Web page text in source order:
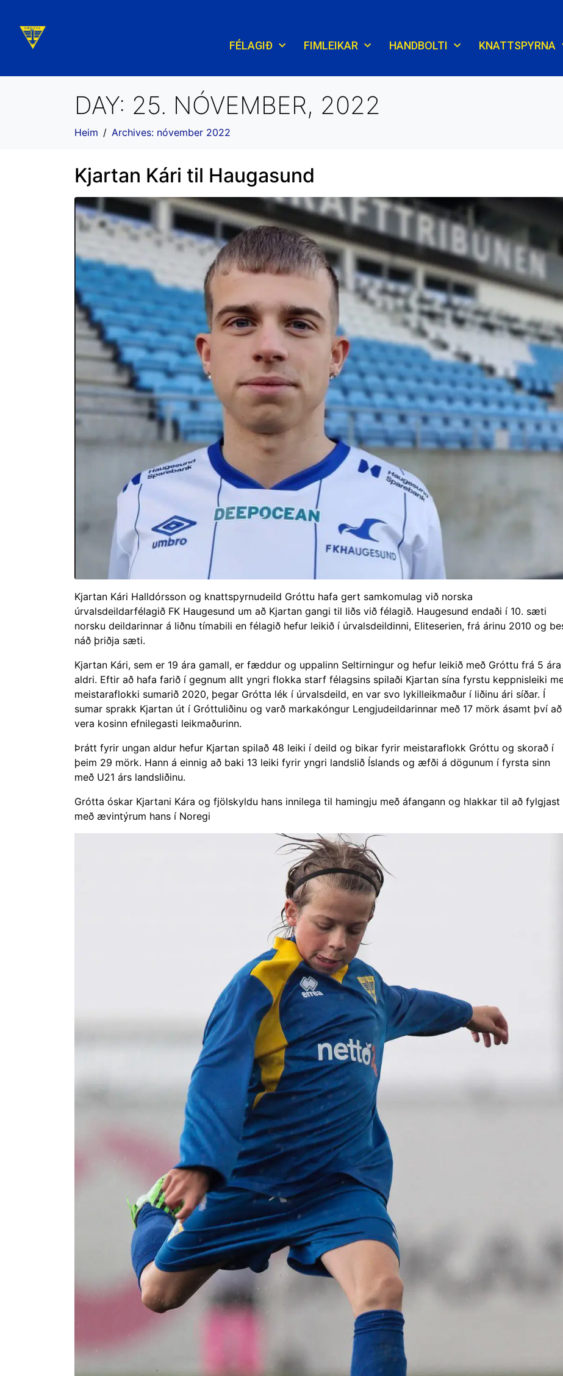
FÉLAGIÐ FIMLEIKAR HANDBOLTI KNATTSPYRNA
DAY: 25. NÓVEMBER, 2022
Heim Archives: nóvember 2022
Kjartan Kári til Haugasund
Kjartan Kári Halldórsson og knattspyrnudeild Gróttu hafa gert samkomulag við norska
úrvalsdeildarfélagið FK Haugesund um að Kjartan gangi til liðs við félagið. Haugesund endaði í 10. sæti
norsku deildarinnar á liðnu tímabili en félagið hefur leikið í úrvalsdeildinni, Eliteserien, frá árinu 2010 og
náð þriðja sæti.
Kjartan Kári, sem er 19 ára gamall, er fæddur og uppalinn Seltirningur og hefur leikið með Gróttu frá 5 ára
aldri. Eftir að hafa farið í gegnum allt yngri flokka starf félagsins spilaði Kjartan sína fyrstu keppnisleiki
meistaraflokki sumarið 2020, þegar Grótta lék í úrvalsdeild, en var svo lykilleikmaður í liðinu ári síðar. Í
sumar sprakk Kjartan út í Gróttuliðinu og varð markakóngur Lengjudeildarinnar með 17 mörk ásamt því að
vera kosinn efnilegasti leikmaðurinn.
Þrátt fyrir ungan aldur hefur Kjartan spilað 48 leiki í deild og bikar fyrir meistaraflokk Gróttu og skorað í
þeim 29 mörk. Hann á einnig að baki 13 leiki fyrir yngri landslið Íslands og æfði á dögunum í fyrsta sinn
með U21 árs landsliðinu.
Grótta óskar Kjartani Kára og fjölskyldu hans innilega til hamingju með áfangann og hlakkar til að fylgjast
með ævintýrum hans í Noregi